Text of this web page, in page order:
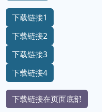
下载链接1
下载链接2
下载链接3
下载链接4
下载链接在页面底部